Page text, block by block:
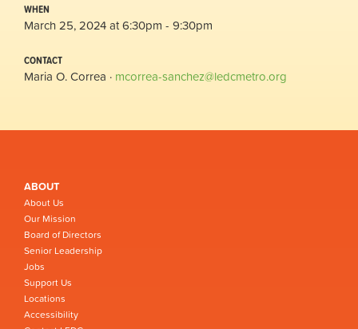
WHEN
March 25, 2024 at 6:30pm - 9:30pm
CONTACT
Maria O. Correa · mcorrea-sanchez@ledcmetro.org
ABOUT
About Us
Our Mission
Board of Directors
Senior Leadership
Jobs
Support Us
Locations
Accessibility